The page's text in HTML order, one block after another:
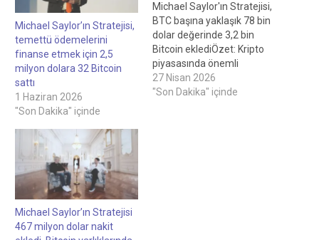
Michael Saylor’ın Stratejisi,
temettü ödemelerini
finanse etmek için 2,5
milyon dolara 32 Bitcoin
sattı
1 Haziran 2026
"Son Dakika" içinde
Michael Saylor'ın Stratejisi,
BTC başına yaklaşık 78 bin
dolar değerinde 3,2 bin
Bitcoin eklediÖzet: Kripto
piyasasında önemli
gelişmeler
yaşanıyor.Cointelegraph;
27 Nisan 2026
"Son Dakika" içinde
Michael Saylor’ın Stratejisi
467 milyon dolar nakit